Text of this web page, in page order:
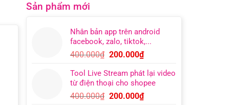
Sản phẩm mới
Nhân bản app trên android
facebook, zalo, tiktok,...
400.000₫ Giá
là:
400.000₫.
200.000₫Giá
tại
là:
200.000₫.
Tool Live Stream phát lại video
từ điện thoại cho shopee
400.000₫ Giá
200.000₫Giá